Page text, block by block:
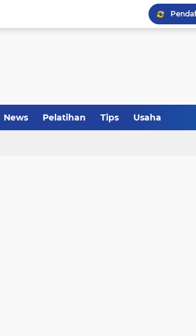
News Pelatihan Tips Usaha